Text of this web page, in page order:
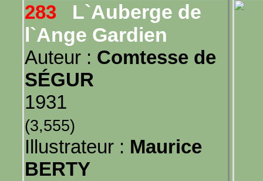
283
L`Auberge de
l`Ange Gardien
Auteur : Comtesse de
SÉGUR
1931
(3,555)
Illustrateur : Maurice
BERTY